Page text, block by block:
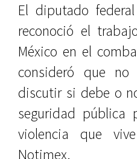
El diputado
reconoció el
México en el
consideró que
discutir si debe o
seguridad
violencia que
Notimex.